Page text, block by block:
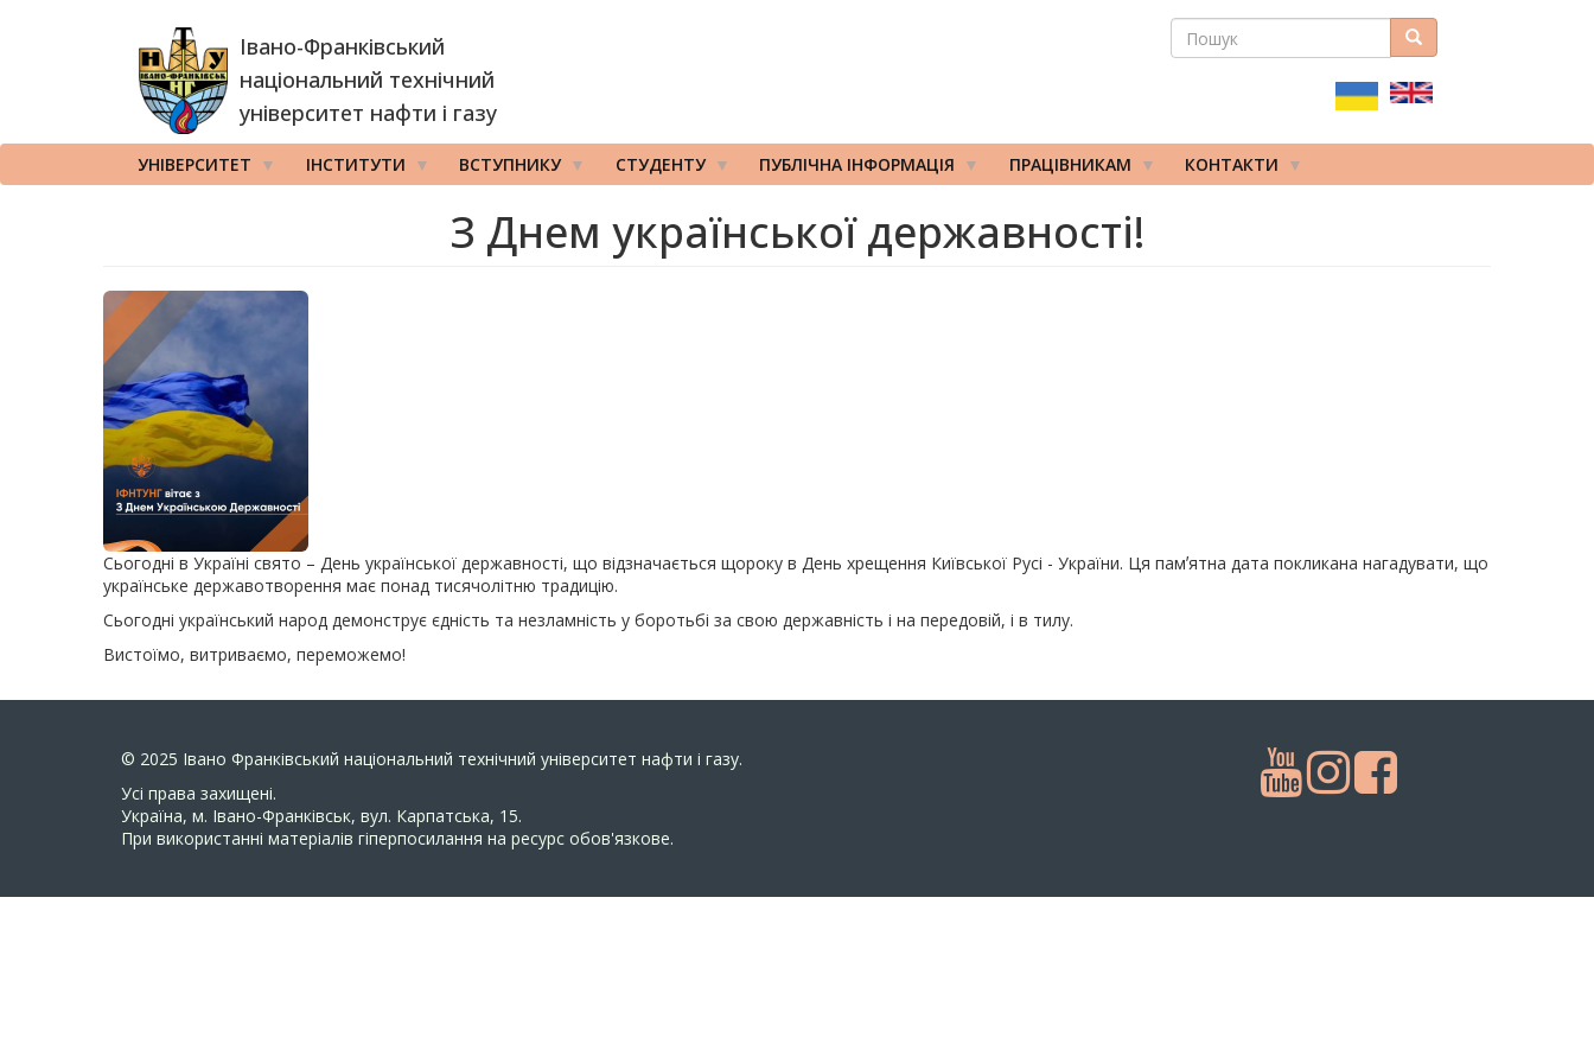
Івано-Франківський
національний технічний
університет нафти і газу
ПОШУКОВА
ПОШУК Пошук
УНІВЕРСИТЕТ ІНСТИТУТИ ВСТУПНИКУ СТУДЕНТУ ПУБЛІЧНА ІНФОРМАЦІЯ ПРАЦІВНИКАМ КОНТАКТИ
З Днем української державності!
Сьогодні в Україні свято – День української державності, що відзначається щороку в День хрещення Київської Русі - України. Ця памʼятна дата покликана нагадувати, що
українське державотворення має понад тисячолітню традицію.
Сьогодні український народ демонструє єдність та незламність у боротьбі за свою державність і на передовій, і в тилу.
Вистоїмо, витриваємо, переможемо!
© 2025 Івано Франківський національний технічний університет нафти і газу.
Усi права захищенi.
Україна, м. Івано-Франківськ, вул. Карпатська, 15.
При використанні матеріалів гіперпосилання на ресурс обов'язкове.